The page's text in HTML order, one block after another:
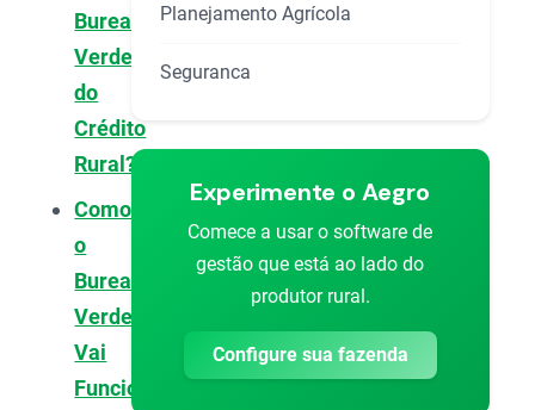
Bureau
Verde
do
Crédito
Rural?
Como
o
Bureau
Verde
Vai
Funcionar
Planejamento Agrícola
Seguranca
Experimente o Aegro
Comece a usar o software de
gestão que está ao lado do
produtor rural.
Configure sua fazenda